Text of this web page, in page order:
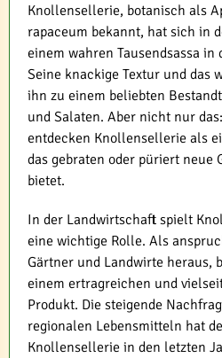
Knollensellerie, botanisch als
rapaceum bekannt, hat sich in
einem wahren Tausendsassa
Seine knackige Textur und das
ihn zu einem beliebten
und Salaten. Aber nicht nur
entdecken Knollensellerie als
das gebraten oder püriert neue
bietet.
In der Landwirtschaft spielt
eine wichtige Rolle. Als
Gärtner und Landwirte heraus,
einem ertragreichen und
Produkt. Die steigende
regionalen Lebensmitteln hat
Knollensellerie in den letzten